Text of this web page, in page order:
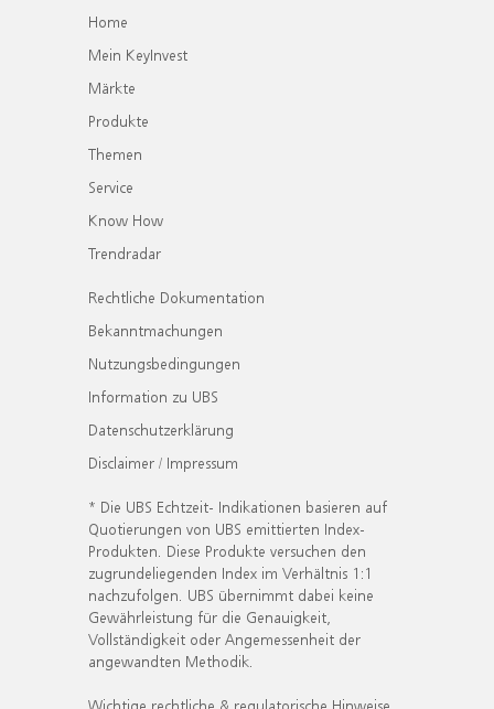
Home
Mein KeyInvest
Märkte
Produkte
Themen
Service
Know How
Trendradar
Rechtliche Dokumentation
Bekanntmachungen
Nutzungsbedingungen
Information zu UBS
Datenschutzerklärung
Disclaimer / Impressum
* Die UBS Echtzeit- Indikationen basieren auf
Quotierungen von UBS emittierten Index-
Produkten. Diese Produkte versuchen den
zugrundeliegenden Index im Verhältnis 1:1
nachzufolgen. UBS übernimmt dabei keine
Gewährleistung für die Genauigkeit,
Vollständigkeit oder Angemessenheit der
angewandten Methodik.